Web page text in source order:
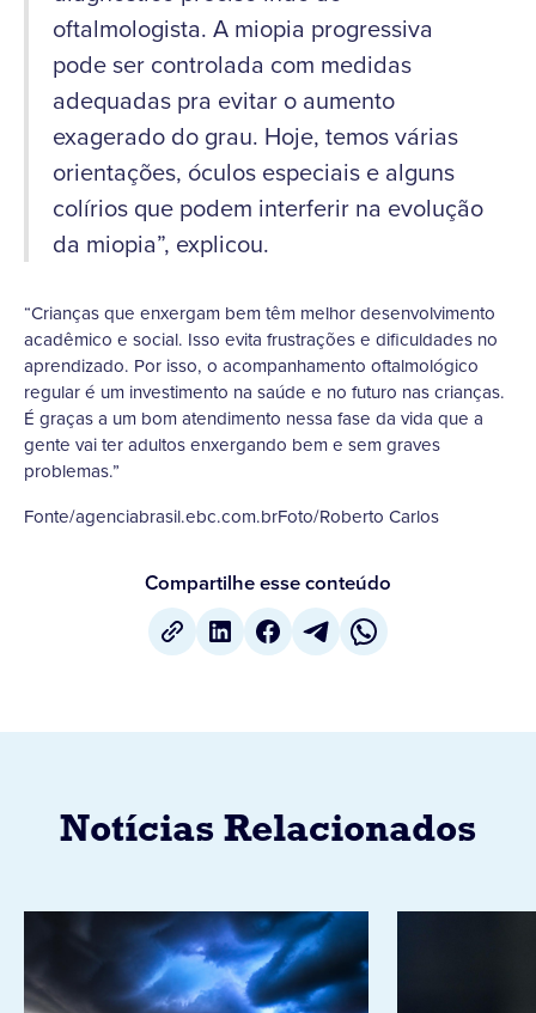
oftalmologista. A miopia progressiva
pode ser controlada com medidas
adequadas pra evitar o aumento
exagerado do grau. Hoje, temos várias
orientações, óculos especiais e alguns
colírios que podem interferir na evolução
da miopia”, explicou.
“Crianças que enxergam bem têm melhor desenvolvimento
acadêmico e social. Isso evita frustrações e dificuldades no
aprendizado. Por isso, o acompanhamento oftalmológico
regular é um investimento na saúde e no futuro nas crianças.
É graças a um bom atendimento nessa fase da vida que a
gente vai ter adultos enxergando bem e sem graves
problemas.”
Fonte/agenciabrasil.ebc.com.brFoto/Roberto Carlos
Compartilhe esse conteúdo
Notícias Relacionados